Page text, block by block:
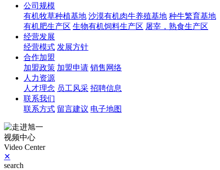
公司规模
有机牧草种植基地 沙漠有机肉牛养殖基地 种牛繁育基地
有机肥生产区 生物有机饲料生产区 屠宰，熟食生产区
经营发展
经营模式 发展方针
合作加盟
加盟政策 加盟申请 销售网络
人力资源
人才理念 员工风采 招聘信息
联系我们
联系方式 留言建议 电子地图
视频中心
Video Center
✕
search